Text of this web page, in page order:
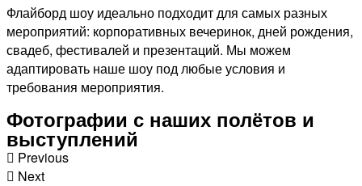
Флайборд шоу идеально подходит для самых разных
мероприятий: корпоративных вечеринок, дней рождения,
свадеб, фестивалей и презентаций. Мы можем
адаптировать наше шоу под любые условия и
требования мероприятия.
Фотографии с наших полётов и
выступлений
Previous
Next